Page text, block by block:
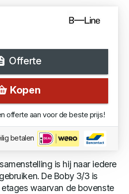
Offerte
Kopen
offerte aan voor de beste prijs!
betalen
is hij naar iedere
De Boby 3/3 is
waarvan de bovenste